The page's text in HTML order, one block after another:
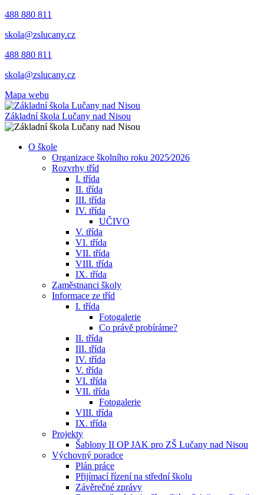
488 880 811
skola@zslucany.cz
488 880 811
skola@zslucany.cz
Mapa webu
Základní škola Lučany nad Nisou
O škole
Organizace školního roku 2025⁄2026
Rozvrhy tříd
I. třída
II. třída
III. třída
IV. třída
UČIVO
V. třída
VI. třída
VII. třída
VIII. třída
IX. třída
Zaměstnanci školy
Informace ze tříd
I. třída
Fotogalerie
Co právě probíráme?
II. třída
III. třída
IV. třída
V. třída
VI. třída
VII. třída
Fotogalerie
VIII. třída
IX. třída
Projekty
Šablony II OP JAK pro ZŠ Lučany nad Nisou
Výchovný poradce
Plán práce
Přijímací řízení na střední školu
Závěrečné zprávy